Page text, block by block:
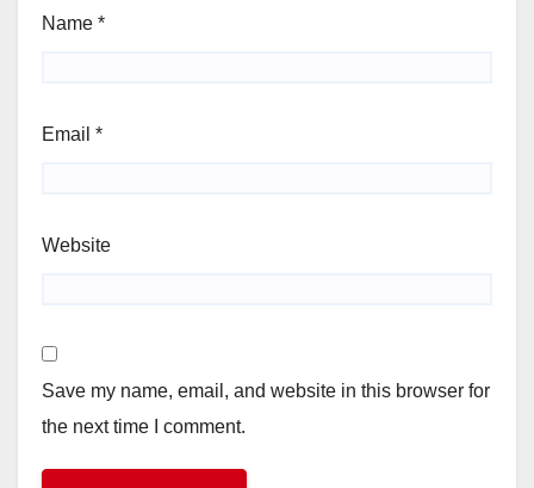
Name *
Email *
Website
Save my name, email, and website in this browser for
the next time I comment.